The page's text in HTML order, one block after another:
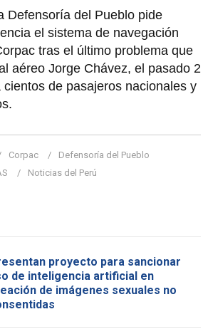
Defensoría del Pueblo pide
el sistema de navegación
tras el último problema que
aéreo Jorge Chávez, el pasado 2
de pasajeros nacionales y
Corpac
Defensoría del Pueblo
Noticias del Perú
proyecto para sancionar
de inteligencia artificial en
de imágenes sexuales no